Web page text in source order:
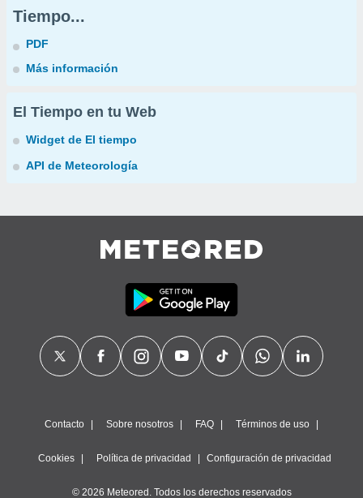
Tiempo...
PDF
Más información
El Tiempo en tu Web
Widget de El tiempo
API de Meteorología
Contacto Sobre nosotros FAQ Términos de uso
Cookies Política de privacidad Configuración de privacidad
© 2026 Meteored. Todos los derechos reservados